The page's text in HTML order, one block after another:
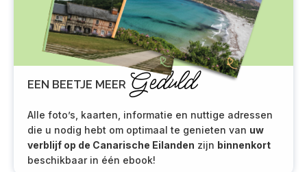
EEN BEETJE MEER Geduld
Alle foto’s, kaarten, informatie en nuttige adressen
die u nodig hebt om optimaal te genieten van uw
verblijf op de Canarische Eilanden zijn binnenkort
beschikbaar in één ebook!